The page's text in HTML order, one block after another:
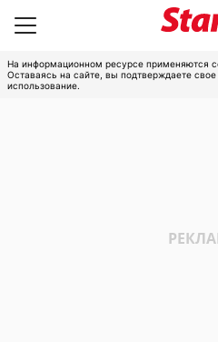
На информационном ресурсе применяются
Оставаясь на сайте, вы подтверждаете свое
использование.